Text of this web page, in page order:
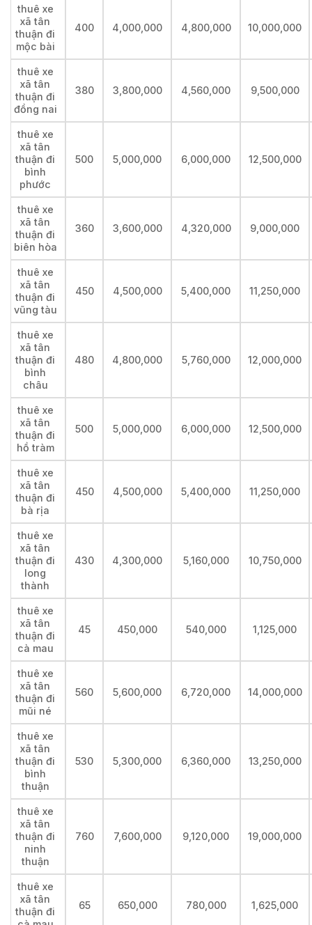
thuê xe
xã tân
thuận đi
mộc bài
400 4,000,000 4,800,000 10,000,000
thuê xe
xã tân
thuận đi
đồng nai
380 3,800,000 4,560,000 9,500,000
thuê xe
xã tân
thuận đi
bình
phước
500 5,000,000 6,000,000 12,500,000
thuê xe
xã tân
thuận đi
biên hòa
360 3,600,000 4,320,000 9,000,000
thuê xe
xã tân
thuận đi
vũng tàu
450 4,500,000 5,400,000 11,250,000
thuê xe
xã tân
thuận đi
bình
châu
480 4,800,000 5,760,000 12,000,000
thuê xe
xã tân
thuận đi
hồ tràm
500 5,000,000 6,000,000 12,500,000
thuê xe
xã tân
thuận đi
bà rịa
450 4,500,000 5,400,000 11,250,000
thuê xe
xã tân
thuận đi
long
thành
430 4,300,000 5,160,000 10,750,000
thuê xe
xã tân
thuận đi
cà mau
45 450,000 540,000 1,125,000
thuê xe
xã tân
thuận đi
mũi né
560 5,600,000 6,720,000 14,000,000
thuê xe
xã tân
thuận đi
bình
thuận
530 5,300,000 6,360,000 13,250,000
thuê xe
xã tân
thuận đi
ninh
thuận
760 7,600,000 9,120,000 19,000,000
thuê xe
xã tân
thuận đi
65 650,000 780,000 1,625,000